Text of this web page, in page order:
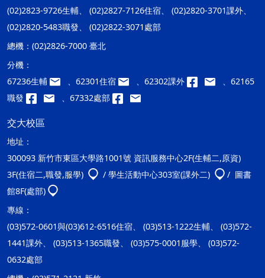
(02)2823-9726生輔、 (02)2827-7126住宿、 (02)2820-3701課外、
(02)2820-5483職發、 (02)2822-3071處部
總機： (02)2826-7000 臺北
分機：
67236生輔
、62301住宿 、62302課外
、62165
職發
、67332處部
交大校區
地址：
300093 新竹市東區大學路1001號 資訊服務中心2F(生輔二,原資)
3F(住宿二,職發,服學)
/ 學生活動中心303室(課外二)
/ 圖書
館8F(處部)
專線：
(03)572-0601與(03)612-6516住宿、 (03)513-1222生輔、 (03)572-
1441課外、 (03)513-1365職發、 (03)575-0001服學、 (03)572-
0632處部